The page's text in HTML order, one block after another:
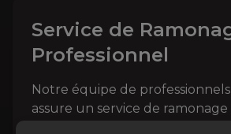
Service de
Professionnel
Notre équipe de
assure un service de